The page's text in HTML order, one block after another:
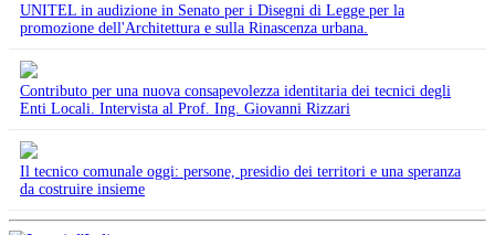
UNITEL in audizione in Senato per i Disegni di Legge per la
promozione dell'Architettura e sulla Rinascenza urbana.
Contributo per una nuova consapevolezza identitaria dei tecnici degli
Enti Locali. Intervista al Prof. Ing. Giovanni Rizzari
Il tecnico comunale oggi: persone, presidio dei territori e una speranza
da costruire insieme